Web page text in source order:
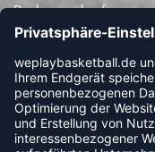
Rechnungskauf
Lastschrift
Vorkasse
NEWSLETTER